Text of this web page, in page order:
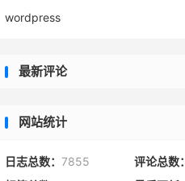
wordpress
最新评论
网站统计
日志总数： 7855 评论总数：